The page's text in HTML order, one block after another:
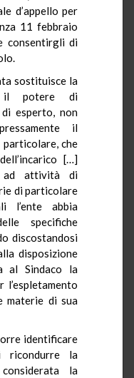
d’appello per
11 febbraio
consentirgli di
sostituisce la
il potere di
di esperto, non
il
particolare, che
[…]
ad attività di
di particolare
l’ente abbia
specifiche
discostandosi
disposizione
al Sindaco la
l’espletamento
materie di sua
identificare
ricondurre la
la